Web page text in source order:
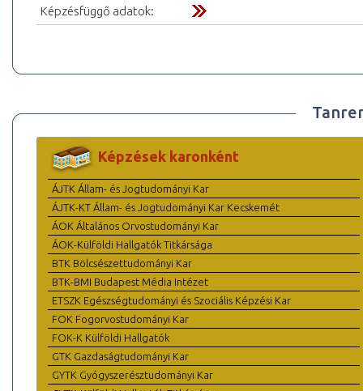
Képzésfüggő adatok:
Képzések karonként
ÁJTK Állam- és Jogtudományi Kar
ÁJTK-KT Állam- és Jogtudományi Kar Kecskemét
ÁOK Általános Orvostudományi Kar
ÁOK-Külföldi Hallgatók Titkársága
BTK Bölcsészettudományi Kar
BTK-BMI Budapest Média Intézet
ETSZK Egészségtudományi és Szociális Képzési Kar
FOK Fogorvostudományi Kar
FOK-K Külföldi Hallgatók
GTK Gazdaságtudományi Kar
GYTK Gyógyszerésztudományi Kar